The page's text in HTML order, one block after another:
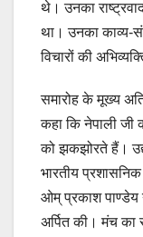
थे। उनका
था। उनका काव्य-
विचारों की
समारोह के मूख्य
कहा कि नेपाली जी
को झकझोरते हैं।
भारतीय
ओम् प्रकाश पाण्डेय
अर्पित की। मंच का